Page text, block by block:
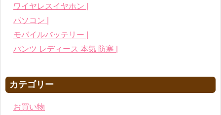
ワイヤレスイヤホン |
パソコン |
モバイルバッテリー |
パンツ レディース 本気 防寒 |
カテゴリー
お買い物